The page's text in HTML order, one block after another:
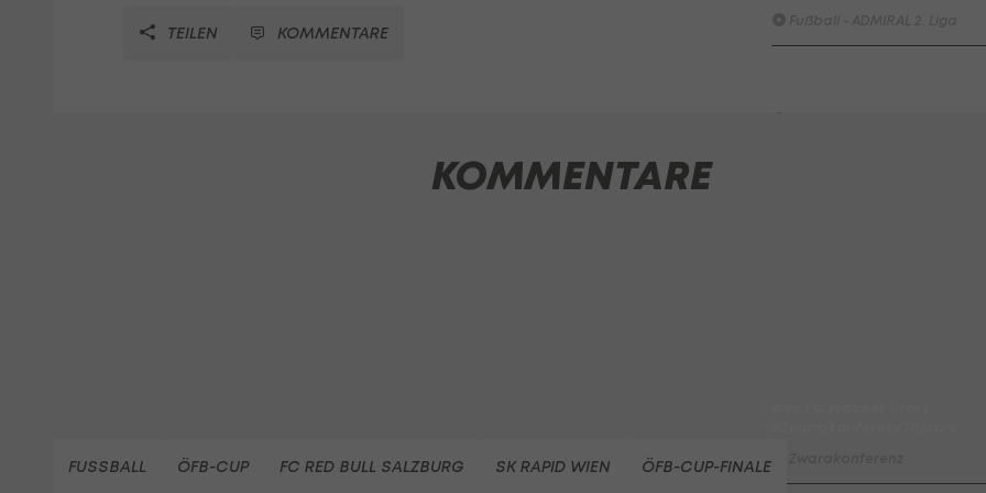
TEILEN KOMMENTARE
KOMMENTARE
FUSSBALL ÖFB-CUP FC RED BULL SALZBURG SK RAPID WIEN ÖFB-CUP-FINALE